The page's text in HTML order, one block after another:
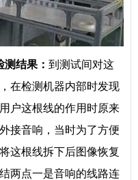
结果： 到测试间对这
在检测机器内部时发现
户这根线的作用时原来
接音响，当时为了方便
这根线拆下后图像恢复
两点一是音响的线路连